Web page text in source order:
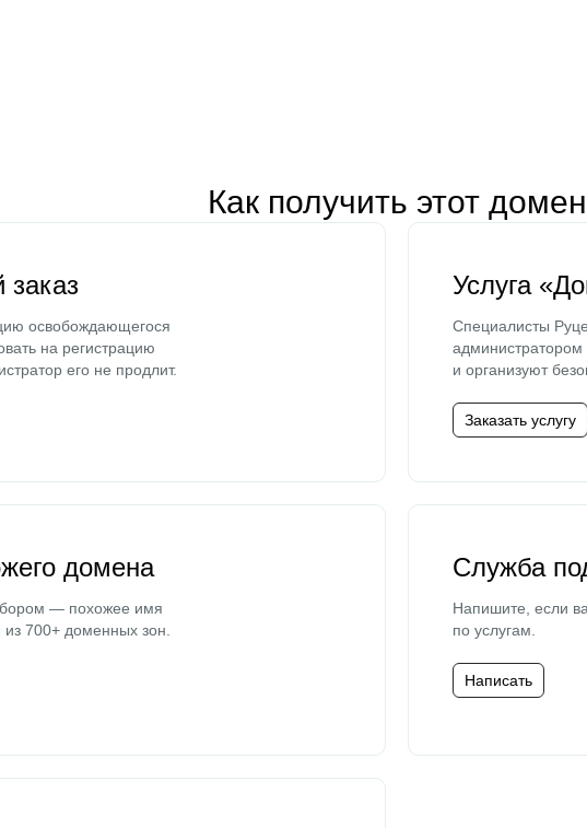
Как получить этот домен
заказ
освобождающегося
на регистрацию
его не продлит.
Услуга
Специалисты
и организуют
Заказать услугу
домена
— похожее имя
700+ доменных зон.
Служба
Напишите, если
по услугам.
Написать